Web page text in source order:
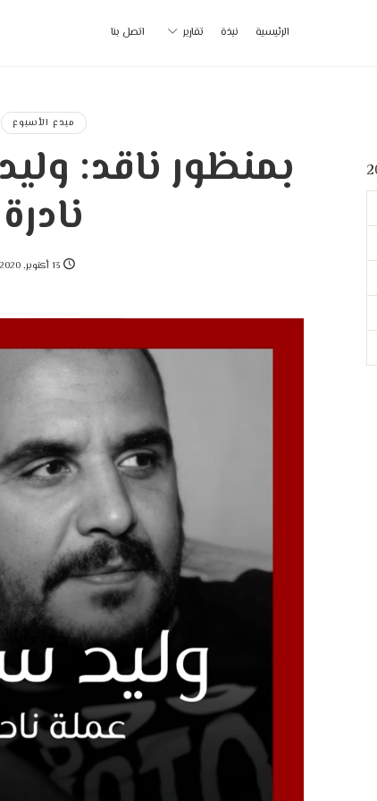
الرئيسية نبذة تقارير اتصل بنا
| مبدع الأسبوع
بمنظور ناقد:
نادرة
13 أكتوبر, 2020